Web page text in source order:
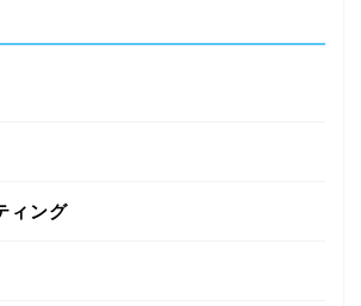
ィング